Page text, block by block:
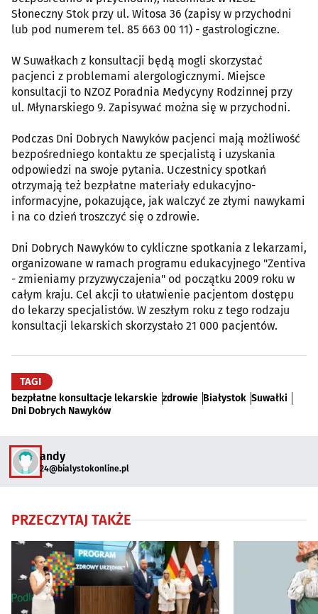
Słoneczny Stok przy ul. Witosa 36 (zapisy w przychodni
lub pod numerem tel. 85 663 00 11) - gastrologiczne.
W Suwałkach z konsultacji będą mogli skorzystać
pacjenci z problemami alergologicznymi. Miejsce
konsultacji to NZOZ Poradnia Medycyny Rodzinnej przy
ul. Młynarskiego 9. Zapisywać można się w przychodni.
Podczas Dni Dobrych Nawyków pacjenci mają możliwość
bezpośredniego kontaktu ze specjalistą i uzyskania
odpowiedzi na swoje pytania. Uczestnicy spotkań
otrzymają też bezpłatne materiały edukacyjno-
informacyjne, pokazujące, jak walczyć ze złymi nawykami
i na co dzień troszczyć się o zdrowie.
Dni Dobrych Nawyków to cykliczne spotkania z lekarzami,
organizowane w ramach programu edukacyjnego "Zentiva
- zmieniamy przyzwyczajenia" od początku 2009 roku w
całym kraju. Cel akcji to ułatwienie pacjentom dostępu
do lekarzy specjalistów. W zeszłym roku z tego rodzaju
konsultacji lekarskich skorzystało 21 000 pacjentów.
TAGI
bezpłatne konsultacje lekarskie zdrowie Białystok Suwałki
Dni Dobrych Nawyków
andy
24@bialystokonline.pl
PRZECZYTAJ TAKŻE